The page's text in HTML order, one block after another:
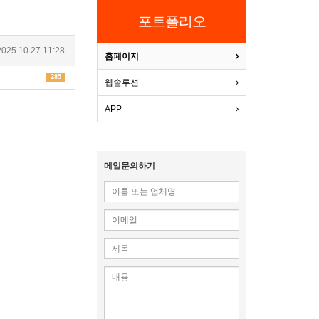
11:28
285
포트폴리오
홈페이지
웹솔루션
APP
메일문의하기